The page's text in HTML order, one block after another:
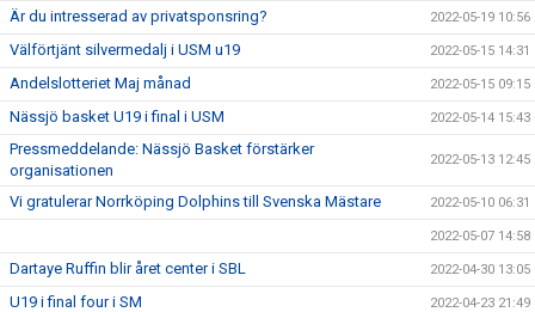
Är du intresserad av privatsponsring? 2022-05-19 10:56
Välförtjänt silvermedalj i USM u19 2022-05-15 14:31
Andelslotteriet Maj månad 2022-05-15 09:15
Nässjö basket U19 i final i USM 2022-05-14 15:43
Pressmeddelande: Nässjö Basket förstärker
organisationen
2022-05-13 12:45
Vi gratulerar Norrköping Dolphins till Svenska Mästare 2022-05-10 06:31
2022-05-07 14:58
Dartaye Ruffin blir året center i SBL 2022-04-30 13:05
U19 i final four i SM 2022-04-23 21:49